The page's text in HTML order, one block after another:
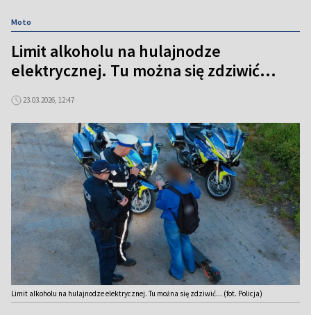
Moto
Limit alkoholu na hulajnodze
elektrycznej. Tu można się zdziwić...
23.03.2026, 12:47
Limit alkoholu na hulajnodze elektrycznej. Tu można się zdziwić... (fot. Policja)